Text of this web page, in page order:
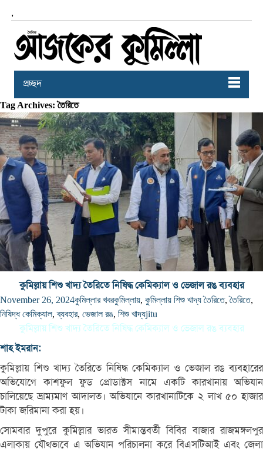
,
প্রচ্ছদ
Tag Archives: তৈরিতে
কুমিল্লায় শিশু খাদ্য তৈরিতে নিষিদ্ধ কেমিক্যাল ও ভেজাল রঙ ব্যবহার
November 26, 2024কুমিল্লার খবরকুমিল্লায়, কুমিল্লায় শিশু খাদ্য তৈরিতে,তৈরিতে,
নিষিদ্ধ কেমিক্যাল,ব্যবহার, ভেজাল রঙ, শিশু খাদ্যjitu
কুমিল্লায় শিশু খাদ্য তৈরিতে নিষিদ্ধ কেমিক্যাল ও ভেজাল রঙ ব্যবহার
শাহ ইমরান:
কুমিল্লায় শিশু খাদ্য তৈরিতে নিষিদ্ধ কেমিক্যাল ও ভেজাল রঙ ব্যবহারের
অভিযোগে কাশফুল ফুড প্রোডাক্টস নামে একটি কারখানায় অভিযান
চালিয়েছে ভ্রাম্যমাণ আদালত। অভিযানে কারখানাটিকে ২ লাখ ৫০ হাজার
টাকা জরিমানা করা হয়।
সোমবার দুপুরে কুমিল্লার ভারত সীমান্তবর্তী বিবির বাজার রাজমঙ্গলপুর
এলাকায় যৌথভাবে এ অভিযান পরিচালনা করে বিএসটিআই এবং জেলা